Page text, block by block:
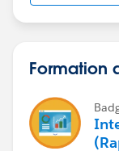
Formation